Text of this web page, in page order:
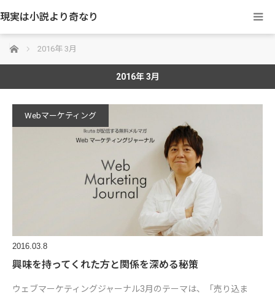
現実は小説より奇なり
ホーム 2016年 3月
2016年 3月
Webマーケティング
2016.03.8
興味を持ってくれた方と関係を深める秘策
ウェブマーケティングジャーナル3月のテーマは、「売り込ま